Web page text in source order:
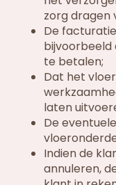
zorg dragen
De
bijvoorbeeld
te betalen;
Dat het
laten
De
Indien de
annuleren,